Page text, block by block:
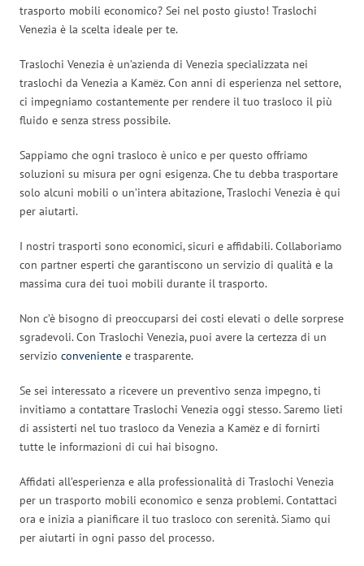
trasporto mobili economico? Sei nel posto giusto! Traslochi
Venezia è la scelta ideale per te.
Traslochi Venezia è un’azienda di Venezia specializzata nei
traslochi da Venezia a Kamëz. Con anni di esperienza nel settore,
ci impegniamo costantemente per rendere il tuo trasloco il più
fluido e senza stress possibile.
Sappiamo che ogni trasloco è unico e per questo offriamo
soluzioni su misura per ogni esigenza. Che tu debba trasportare
solo alcuni mobili o un’intera abitazione, Traslochi Venezia è qui
per aiutarti.
I nostri trasporti sono economici, sicuri e affidabili. Collaboriamo
con partner esperti che garantiscono un servizio di qualità e la
massima cura dei tuoi mobili durante il trasporto.
Non c’è bisogno di preoccuparsi dei costi elevati o delle sorprese
sgradevoli. Con Traslochi Venezia, puoi avere la certezza di un
servizio conveniente e trasparente.
Se sei interessato a ricevere un preventivo senza impegno, ti
invitiamo a contattare Traslochi Venezia oggi stesso. Saremo lieti
di assisterti nel tuo trasloco da Venezia a Kamëz e di fornirti
tutte le informazioni di cui hai bisogno.
Affidati all’esperienza e alla professionalità di Traslochi Venezia
per un trasporto mobili economico e senza problemi. Contattaci
ora e inizia a pianificare il tuo trasloco con serenità. Siamo qui
per aiutarti in ogni passo del processo.